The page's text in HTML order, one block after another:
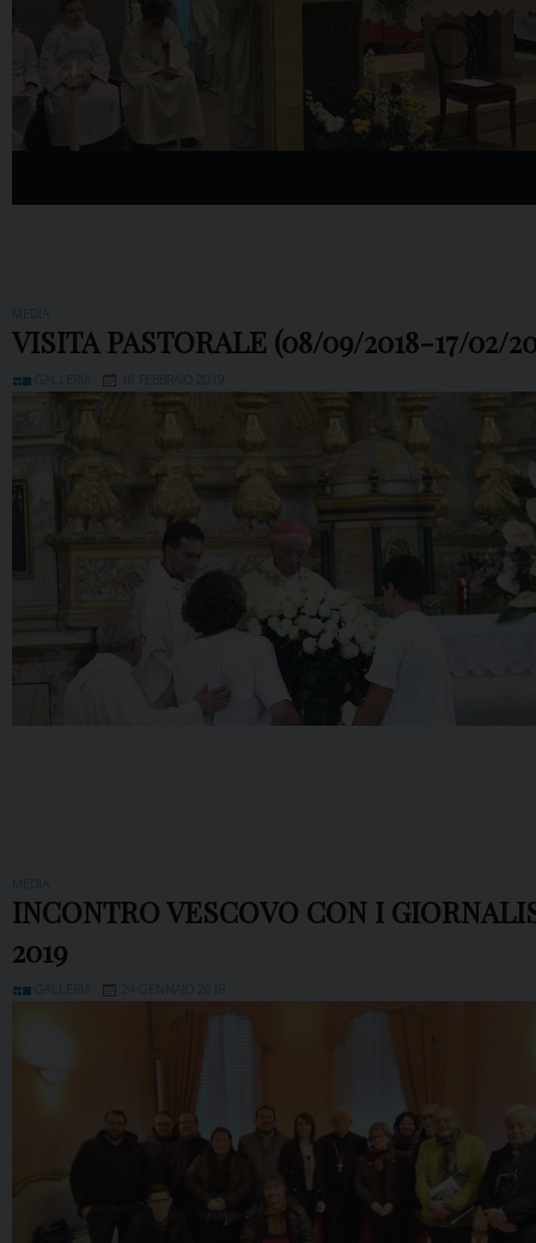
MEDIA
VISITA PASTORALE (08/09/2018-17/02/
GALLERIA 16 FEBBRAIO 2019
MEDIA
INCONTRO VESCOVO CON I
2019
GALLERIA 24 GENNAIO 2019